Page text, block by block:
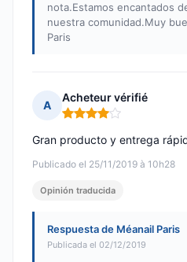
nota.Estamos encantados
nuestra comunidad.Muy
Paris
A
Acheteur vérifié
Nota: 4 de 5
Publicado el 25/11/2019 à 10h28
Gran producto y entrega
Opinión traducida
Respuesta de Méanail Paris
Publicada el 02/12/2019